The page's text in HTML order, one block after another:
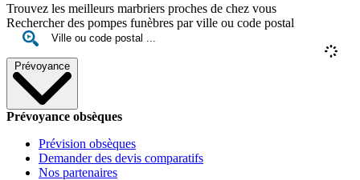
Trouvez les meilleurs marbriers proches de chez vous
Rechercher des pompes funèbres par ville ou code postal
Prévoyance
Prévoyance obsèques
Prévision obsèques
Demander des devis comparatifs
Nos partenaires